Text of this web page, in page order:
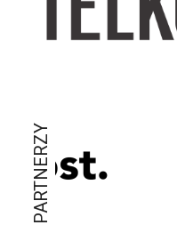
PARTNERZY